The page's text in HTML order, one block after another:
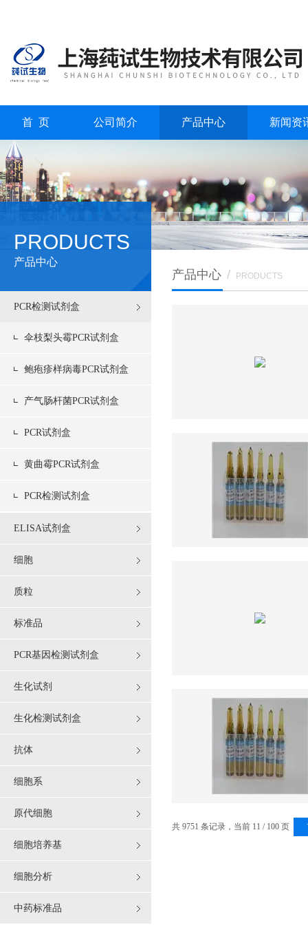
首 页 公司简介 产品中心 新闻资
PRODUCTS
产品中心
PCR检测试剂盒
伞枝梨头霉PCR试剂盒
鲍疱疹样病毒PCR试剂盒
产气肠杆菌PCR试剂盒
PCR试剂盒
黄曲霉PCR试剂盒
PCR检测试剂盒
ELISA试剂盒
细胞
质粒
标准品
PCR基因检测试剂盒
生化试剂
生化检测试剂盒
抗体
细胞系
原代细胞
细胞培养基
细胞分析
中药标准品
产品中心 / PRODUCTS
共 9751 条记录，当前 11 / 100 页